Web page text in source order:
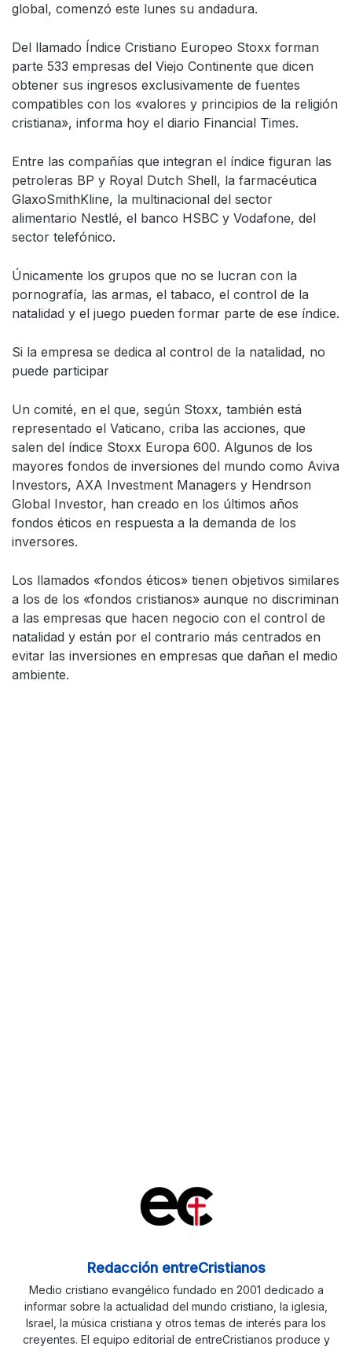
global, comenzó este lunes su andadura.
Del llamado Índice Cristiano Europeo Stoxx forman
parte 533 empresas del Viejo Continente que dicen
obtener sus ingresos exclusivamente de fuentes
compatibles con los «valores y principios de la religión
cristiana», informa hoy el diario Financial Times.
Entre las compañías que integran el índice figuran las
petroleras BP y Royal Dutch Shell, la farmacéutica
GlaxoSmithKline, la multinacional del sector
alimentario Nestlé, el banco HSBC y Vodafone, del
sector telefónico.
Únicamente los grupos que no se lucran con la
pornografía, las armas, el tabaco, el control de la
natalidad y el juego pueden formar parte de ese índice.
Si la empresa se dedica al control de la natalidad, no
puede participar
Un comité, en el que, según Stoxx, también está
representado el Vaticano, criba las acciones, que
salen del índice Stoxx Europa 600. Algunos de los
mayores fondos de inversiones del mundo como Aviva
Investors, AXA Investment Managers y Hendrson
Global Investor, han creado en los últimos años
fondos éticos en respuesta a la demanda de los
inversores.
Los llamados «fondos éticos» tienen objetivos similares
a los de los «fondos cristianos» aunque no discriminan
a las empresas que hacen negocio con el control de
natalidad y están por el contrario más centrados en
evitar las inversiones en empresas que dañan el medio
ambiente.
Redacción entreCristianos
Medio cristiano evangélico fundado en 2001 dedicado a
informar sobre la actualidad del mundo cristiano, la iglesia,
Israel, la música cristiana y otros temas de interés para los
creyentes. El equipo editorial de entreCristianos produce y